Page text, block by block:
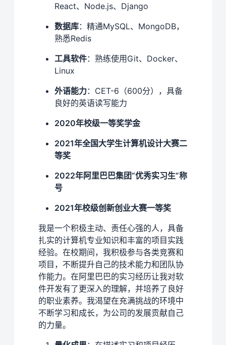
React、Node.js、Django
数据库：精通MySQL、MongoDB，
熟悉Redis
工具软件：熟练使用Git、Docker、
Linux
外语能力：CET-6（600分），具备
良好的英语读写能力
2020年校级一等奖学金
2021年全国大学生计算机设计大赛二
等奖
2022年阿里巴巴集团“优秀实习生”称
号
2021年校级创新创业大赛一等奖
我是一个积极主动、责任心强的人，具备
扎实的计算机专业知识和丰富的项目实践
经验。在校期间，我积极参与各类竞赛和
项目，不断提升自己的技术能力和团队协
作能力。在阿里巴巴的实习经历让我对软
件开发有了更深入的理解，并培养了良好
的职业素养。我渴望在充满挑战的环境中
不断学习和成长，为公司的发展贡献自己
的力量。